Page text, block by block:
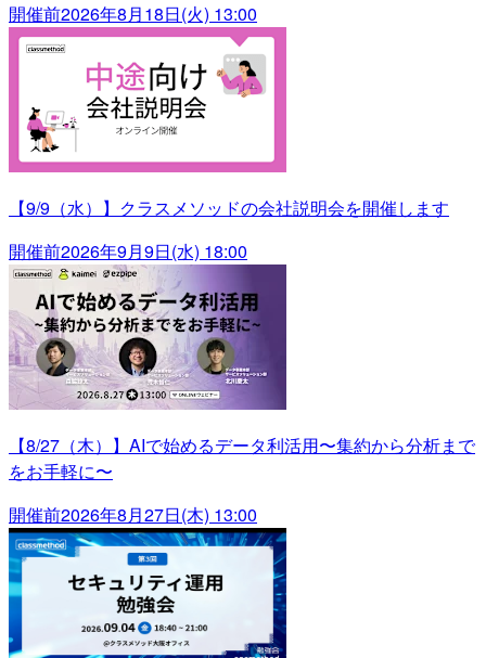
開催前2026年8月18日(火) 13:00
【9/9（水）】クラスメソッドの会社説明会を開催します
開催前2026年9月9日(水) 18:00
【8/27（木）】AIで始めるデータ利活用〜集約から分析まで
をお手軽に〜
開催前2026年8月27日(木) 13:00